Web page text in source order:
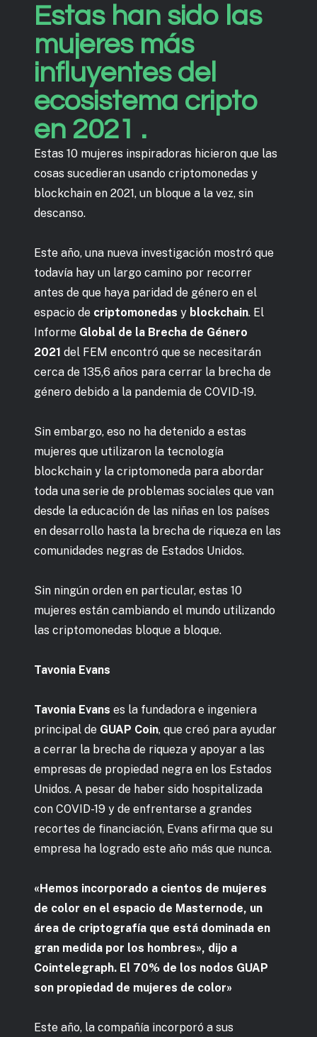
Estas han sido las
mujeres más
influyentes del
ecosistema cripto
en 2021 .
Estas 10 mujeres inspiradoras hicieron que las
cosas sucedieran usando criptomonedas y
blockchain en 2021, un bloque a la vez, sin
descanso.
Este año, una nueva investigación mostró que
todavía hay un largo camino por recorrer
antes de que haya paridad de género en el
espacio de criptomonedas y blockchain. El
Informe Global de la Brecha de Género
2021 del FEM encontró que se necesitarán
cerca de 135,6 años para cerrar la brecha de
género debido a la pandemia de COVID-19.
Sin embargo, eso no ha detenido a estas
mujeres que utilizaron la tecnología
blockchain y la criptomoneda para abordar
toda una serie de problemas sociales que van
desde la educación de las niñas en los países
en desarrollo hasta la brecha de riqueza en las
comunidades negras de Estados Unidos.
Sin ningún orden en particular, estas 10
mujeres están cambiando el mundo utilizando
las criptomonedas bloque a bloque.
Tavonia Evans
Tavonia Evans es la fundadora e ingeniera
principal de GUAP Coin, que creó para ayudar
a cerrar la brecha de riqueza y apoyar a las
empresas de propiedad negra en los Estados
Unidos. A pesar de haber sido hospitalizada
con COVID-19 y de enfrentarse a grandes
recortes de financiación, Evans afirma que su
empresa ha logrado este año más que nunca.
«Hemos incorporado a cientos de mujeres
de color en el espacio de Masternode, un
área de criptografía que está dominada en
gran medida por los hombres», dijo a
Cointelegraph. El 70% de los nodos GUAP
son propiedad de mujeres de color»
Este año, la compañía incorporó a sus